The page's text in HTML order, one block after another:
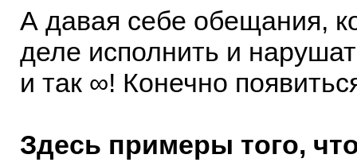
А давая себе обещания,
деле исполнить и
и так ∞! Конечно
Здесь примеры того,